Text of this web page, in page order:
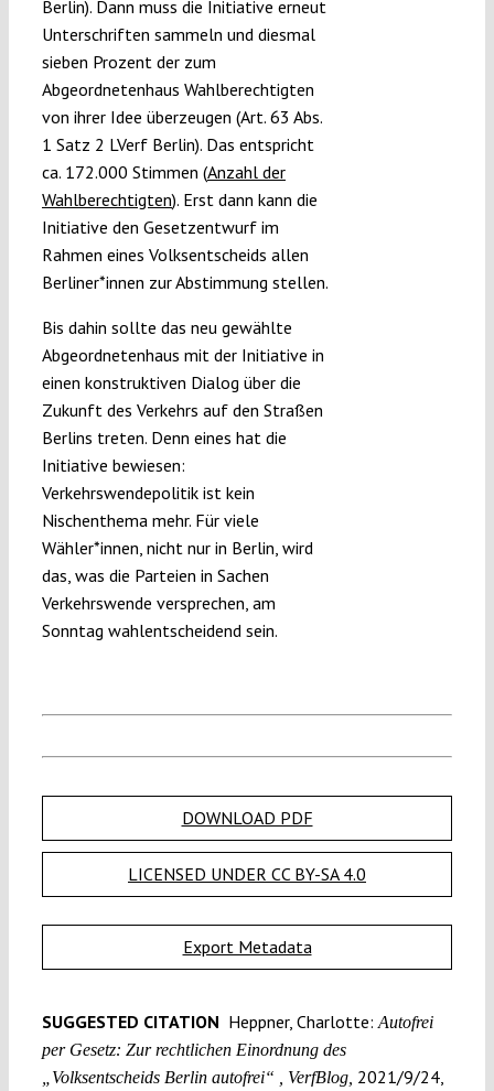
Berlin). Dann muss die Initiative erneut
Unterschriften sammeln und diesmal
sieben Prozent der zum
Abgeordnetenhaus Wahlberechtigten
von ihrer Idee überzeugen (Art. 63 Abs.
1 Satz 2 LVerf Berlin). Das entspricht
ca. 172.000 Stimmen (Anzahl der
Wahlberechtigten). Erst dann kann die
Initiative den Gesetzentwurf im
Rahmen eines Volksentscheids allen
Berliner*innen zur Abstimmung stellen.
Bis dahin sollte das neu gewählte
Abgeordnetenhaus mit der Initiative in
einen konstruktiven Dialog über die
Zukunft des Verkehrs auf den Straßen
Berlins treten. Denn eines hat die
Initiative bewiesen:
Verkehrswendepolitik ist kein
Nischenthema mehr. Für viele
Wähler*innen, nicht nur in Berlin, wird
das, was die Parteien in Sachen
Verkehrswende versprechen, am
Sonntag wahlentscheidend sein.
DOWNLOAD PDF
LICENSED UNDER CC BY-SA 4.0
Export Metadata
SUGGESTED CITATION Heppner, Charlotte: Autofrei
per Gesetz: Zur rechtlichen Einordnung des
„Volksentscheids Berlin autofrei“ , VerfBlog, 2021/9/24,